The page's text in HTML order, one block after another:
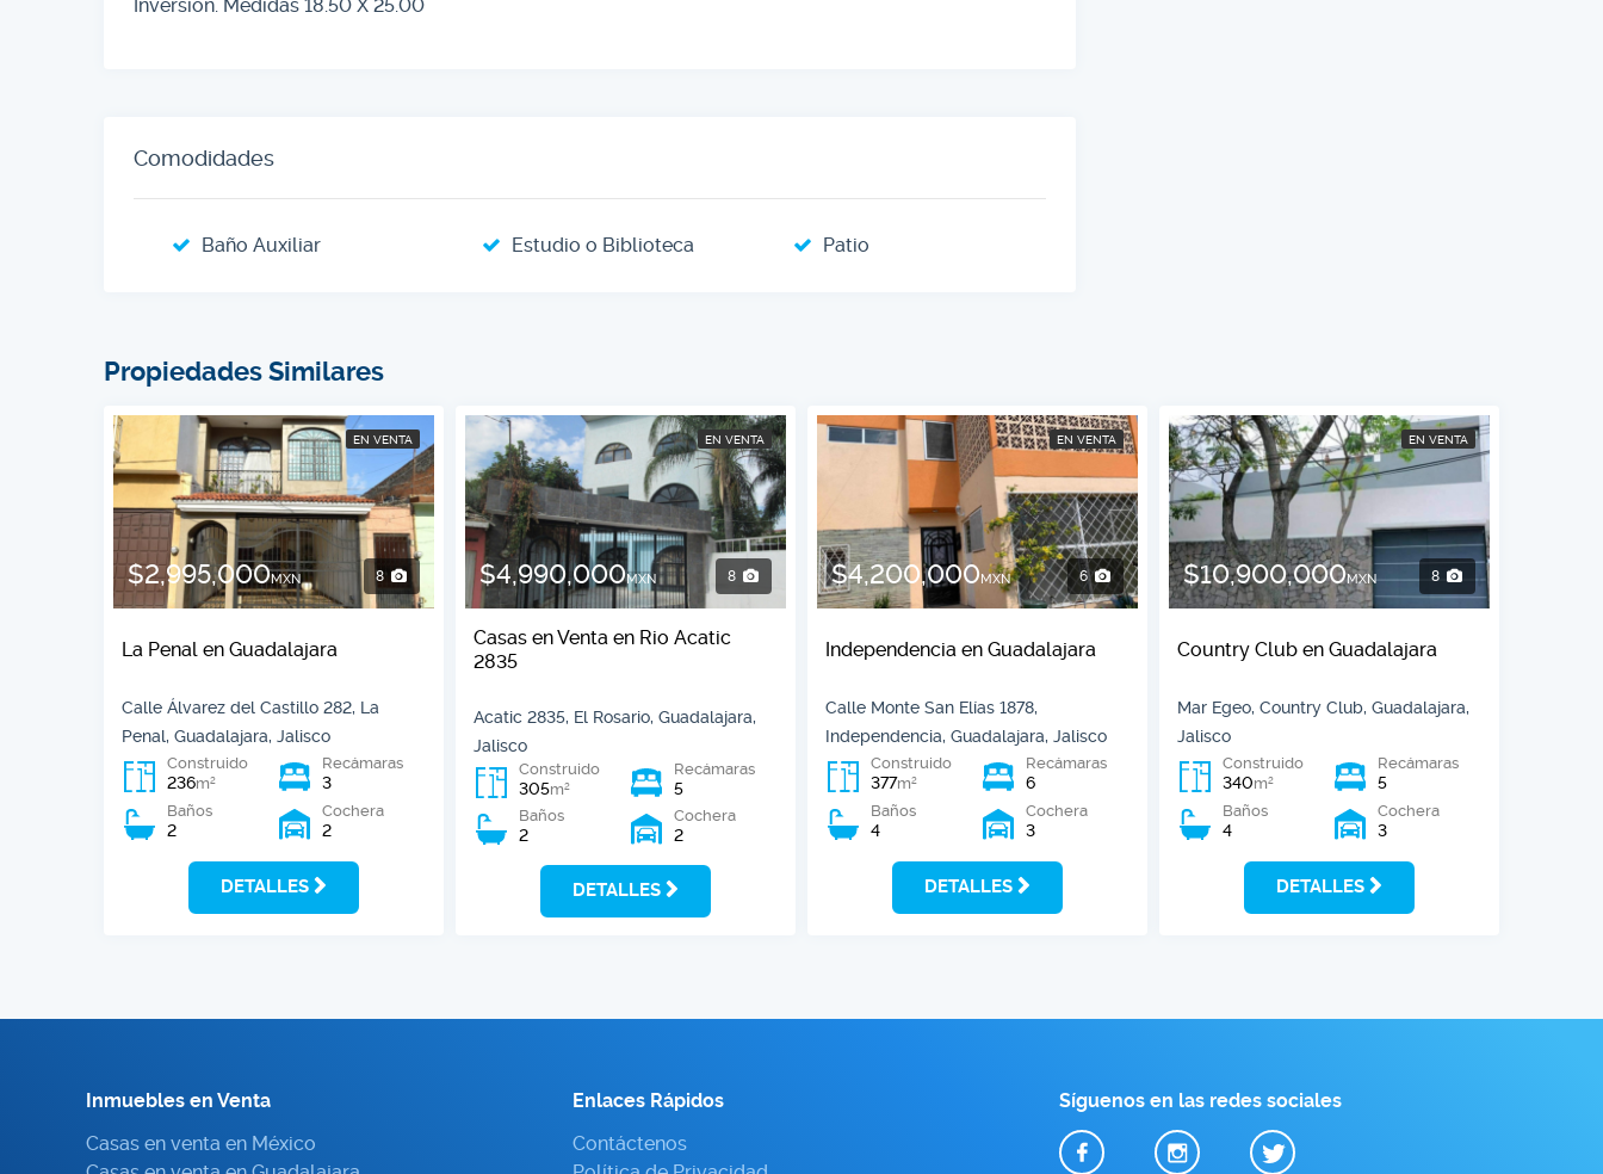
Inversión. Medidas 18.50 X 25.00
Comodidades
Baño Auxiliar Estudio o Biblioteca Patio
Propiedades Similares
EN VENTA
$2,995,000MXN 8
La Penal en Guadalajara
Calle Álvarez del Castillo 282, La
Penal, Guadalajara, Jalisco
Construido
236m2
Recámaras
3
Baños
2
Cochera
2
DETALLES
EN VENTA
$4,990,000MXN 8
Casas en Venta en Rio Acatic
2835
Acatic 2835, El Rosario, Guadalajara,
Jalisco
Construido
305m2
Recámaras
5
Baños
2
Cochera
2
DETALLES
EN VENTA
$4,200,000MXN 6
Independencia en Guadalajara
Calle Monte San Elías 1878,
Independencia, Guadalajara, Jalisco
Construido
377m2
Recámaras
6
Baños
4
Cochera
3
DETALLES
EN VENTA
$10,900,000MXN 8
Country Club en Guadalajara
Mar Egeo, Country Club, Guadalajara,
Jalisco
Construido
340m2
Recámaras
5
Baños
4
Cochera
3
DETALLES
Inmuebles en Venta
Casas en venta en México
Enlaces Rápidos
Contáctenos
Síguenos en las redes sociales